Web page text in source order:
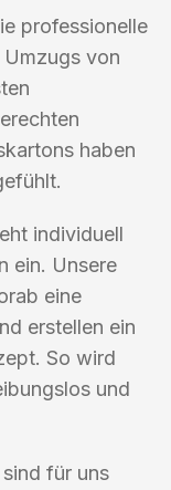
professionelle
von
haben
individuell
ein. Unsere
eine
erstellen ein
So wird
und
für uns